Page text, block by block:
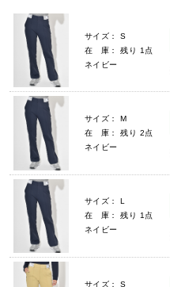
サイズ： S
在 庫： 残り 1点
ネイビー
サイズ： M
在 庫： 残り 2点
ネイビー
サイズ： L
在 庫： 残り 1点
ネイビー
サイズ： S